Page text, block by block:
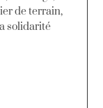
de terrain,
solidarité